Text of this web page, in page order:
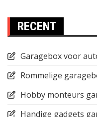
RECENT
Garagebox voor
Rommelige
Hobby monteurs
Handige gadgets